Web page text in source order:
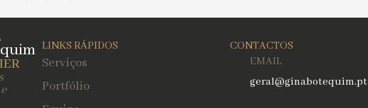
LINKS RÁPIDOS
Serviços
Portfólio
CONTACTOS
EMAIL
geral@ginabotequim.pt